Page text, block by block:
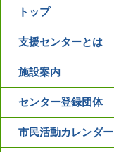
トップ
支援センターとは
施設案内
センター登録団体
市民活動カレンダー